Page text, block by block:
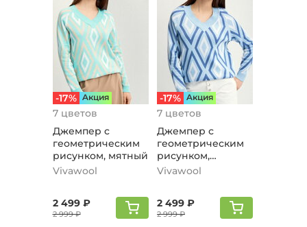
-17% Aкция
7 цветов
Джемпер с
геометрическим
рисунком, мятный
Vivawool
2 499 ₽
2 999 ₽
-17% Aкция
7 цветов
Джемпер с
геометрическим
рисунком,
голубой
Vivawool
2 499 ₽
2 999 ₽